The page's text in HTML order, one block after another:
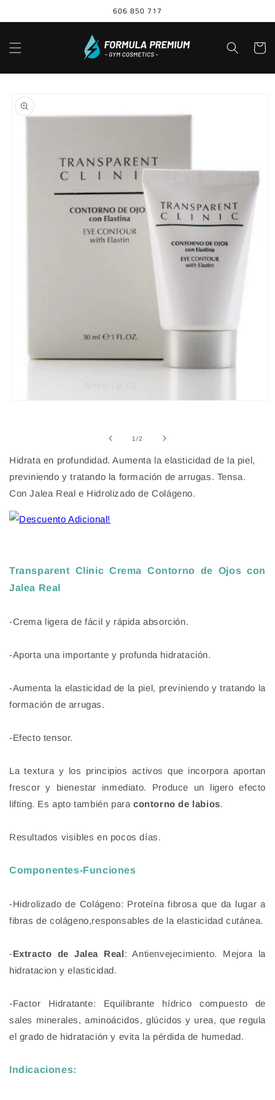
al contenido
606 850 717
Carrito
a la
información
ventana
1/de
2
Hidrata en profundidad. Aumenta la elasticidad de la piel,
previniendo y tratando la formación de arrugas. Tensa.
Con Jalea Real e Hidrolizado de Colágeno.
Transparent Clinic Crema Contorno de Ojos con
Jalea Real
-Crema ligera de fácil y rápida absorción.
-Aporta una importante y profunda hidratación.
-Aumenta la elasticidad de la piel, previniendo y tratando la
formación de arrugas.
-Efecto tensor.
La textura y los principios activos que incorpora aportan
frescor y bienestar inmediato. Produce un ligero efecto
lifting. Es apto también paracontorno de labios.
Resultados visibles en pocos días.
Componentes-Funciones
-Hidrolizado de Colágeno: Proteína fibrosa que da lugar a
fibras de colágeno,responsables de la elasticidad cutánea.
-Extracto de Jalea Real: Antienvejecimiento. Mejora la
hidratacion y elasticidad.
-Factor Hidratante: Equilibrante hídrico compuesto de
sales minerales, aminoácidos, glúcidos y urea, que regula
el grado de hidratación y evita la pérdida de humedad.
Indicaciones: